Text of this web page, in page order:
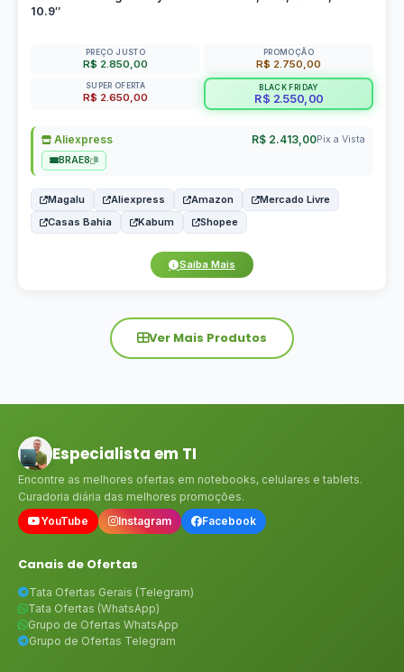
10.9″
PREÇO JUSTO
R$ 2.850,00
PROMOÇÃO
R$ 2.750,00
SUPER OFERTA
R$ 2.650,00
BLACK FRIDAY
R$ 2.550,00
Aliexpress R$ 2.413,00Pix a Vista
BRAE8
Magalu Aliexpress Amazon
Mercado Livre
Casas Bahia
Kabum Shopee
Saiba Mais
Ver Mais Produtos
Especialista em TI
Encontre as melhores ofertas em notebooks, celulares e tablets.
Curadoria diária das melhores promoções.
YouTube
Instagram Facebook
Canais de Ofertas
Tata Ofertas Gerais (Telegram)
Tata Ofertas (WhatsApp)
Grupo de Ofertas WhatsApp
Grupo de Ofertas Telegram